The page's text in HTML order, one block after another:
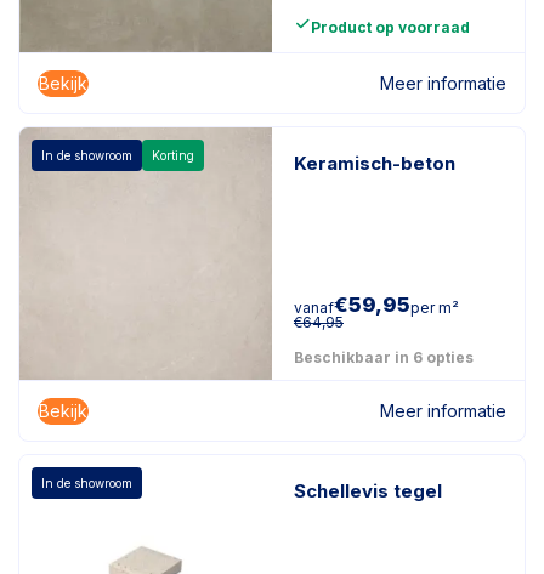
Product op voorraad
Bekijk Meer informatie
In de showroom Korting Keramisch-beton
vanaf€59,95per m²
€64,95
Beschikbaar in 6 opties
Bekijk Meer informatie
In de showroom Schellevis tegel